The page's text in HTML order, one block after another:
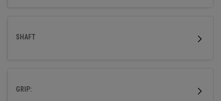
SHAFT
GRIP: